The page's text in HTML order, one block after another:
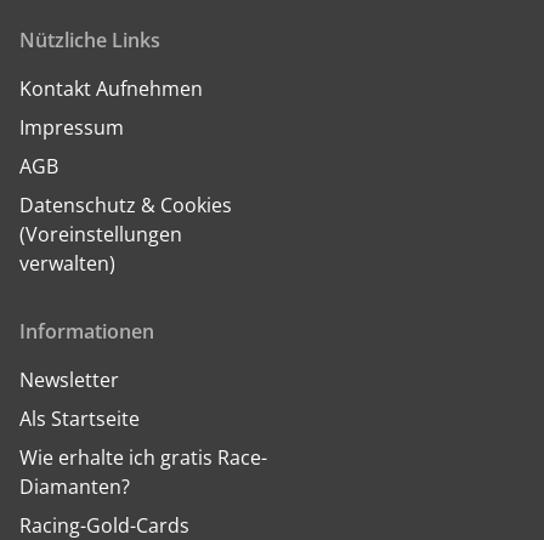
Nützliche Links
Kontakt Aufnehmen
Impressum
AGB
Datenschutz & Cookies
(Voreinstellungen
verwalten)
Informationen
Newsletter
Als Startseite
Wie erhalte ich gratis Race-
Diamanten?
Racing-Gold-Cards